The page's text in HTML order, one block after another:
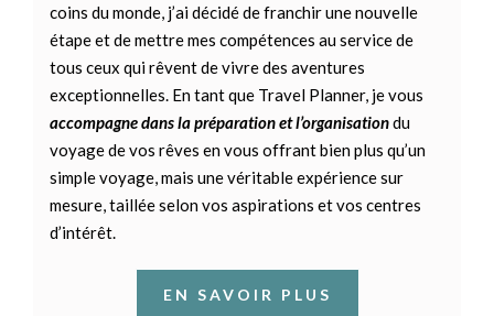
coins du monde, j’ai décidé de franchir une nouvelle
étape et de mettre mes compétences au service de
tous ceux qui rêvent de vivre des aventures
exceptionnelles. En tant que Travel Planner, je vous
accompagne dans la préparation et l’organisationdu
voyage de vos rêves en vous offrant bien plus qu’un
simple voyage, mais une véritable expérience sur
mesure, taillée selon vos aspirations et vos centres
d’intérêt.
EN SAVOIR PLUS